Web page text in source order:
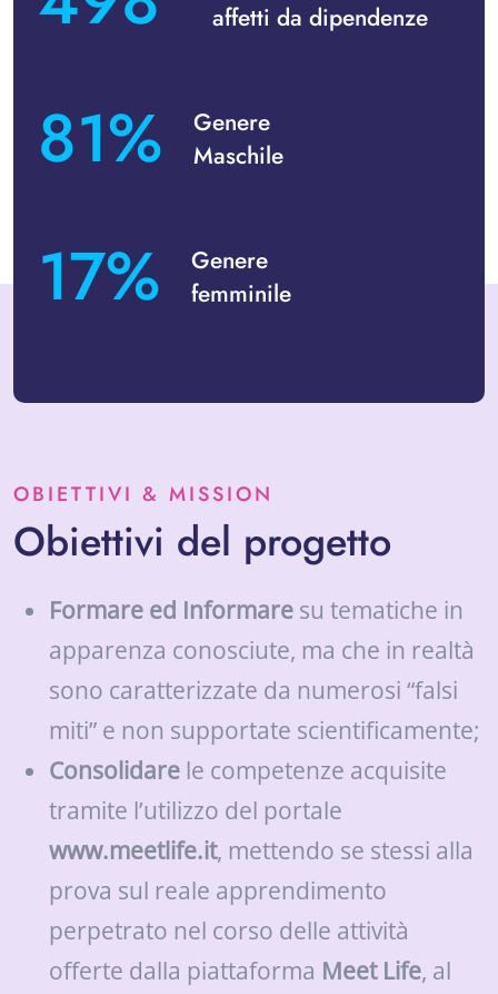
affetti da dipendenze
83%
Genere
Maschile
17%
Genere
femminile
OBIETTIVI & MISSION
Obiettivi del progetto
Formare ed Informare su tematiche in
apparenza conosciute, ma che in realtà
sono caratterizzate da numerosi “falsi
miti” e non supportate scientificamente;
Consolidare le competenze acquisite
tramite l’utilizzo del portale
www.meetlife.it, mettendo se stessi alla
prova sul reale apprendimento
perpetrato nel corso delle attività
offerte dalla piattaforma Meet Life, al